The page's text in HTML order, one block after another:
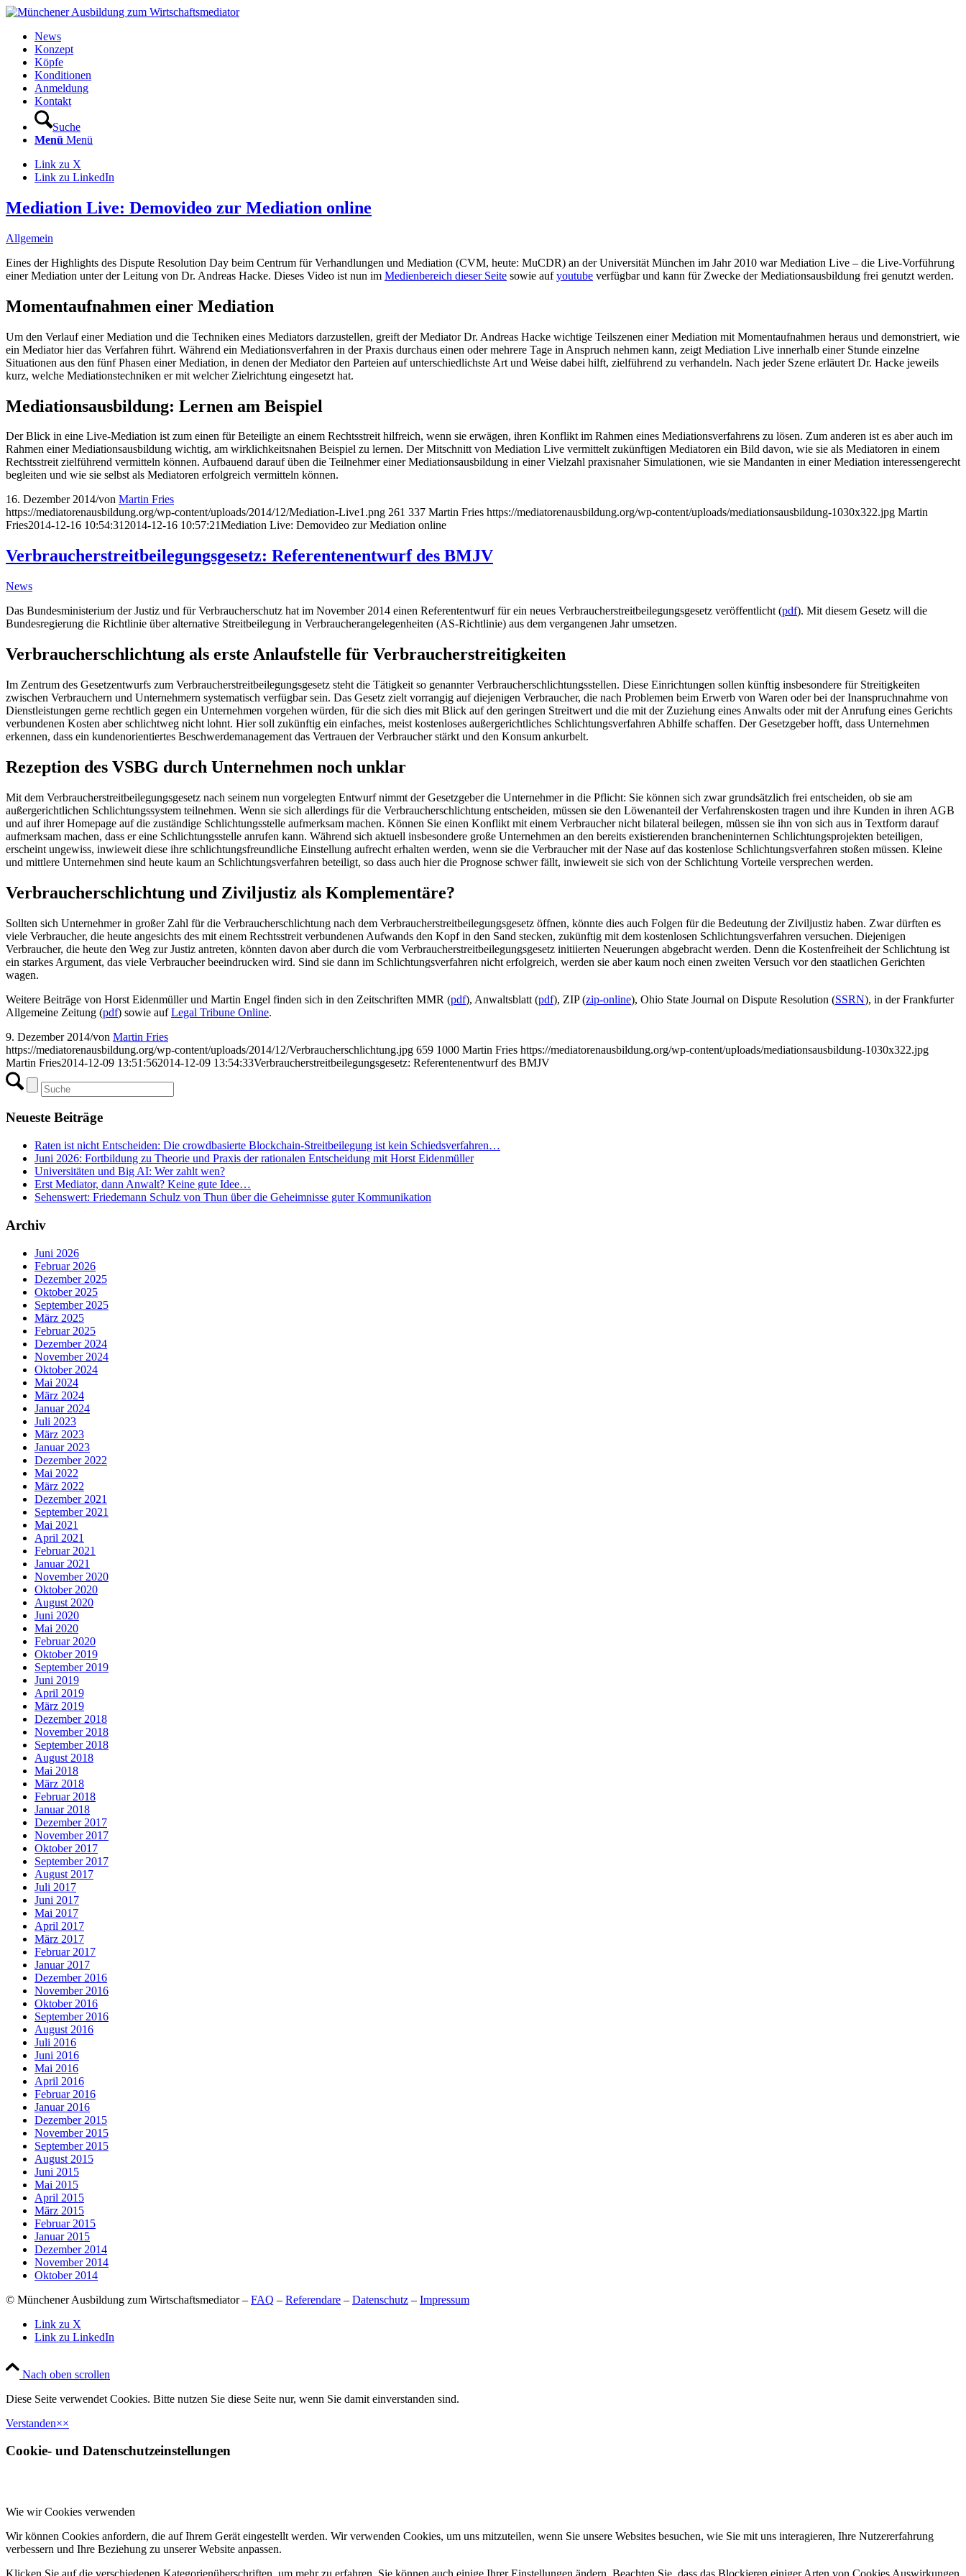
News
Konzept
Köpfe
Konditionen
Anmeldung
Kontakt
Suche
Menü Menü
Link zu X
Link zu LinkedIn
Mediation Live: Demovideo zur Mediation online
Allgemein
Eines der Highlights des Dispute Resolution Day beim Centrum für Verhandlungen und Mediation (CVM, heute: MuCDR) an der Universität München im Jahr 2010 war Mediation Live – die Live-Vorführung
einer Mediation unter der Leitung von Dr. Andreas Hacke. Dieses Video ist nun im Medienbereich dieser Seite sowie aufyoutube verfügbar und kann für Zwecke der Mediationsausbildung frei genutzt werden.
Momentaufnahmen einer Mediation
Um den Verlauf einer Mediation und die Techniken eines Mediators darzustellen, greift der Mediator Dr. Andreas Hacke wichtige Teilszenen einer Mediation mit Momentaufnahmen heraus und demonstriert, wie
ein Mediator hier das Verfahren führt. Während ein Mediationsverfahren in der Praxis durchaus einen oder mehrere Tage in Anspruch nehmen kann, zeigt Mediation Live innerhalb einer Stunde einzelne
Situationen aus den fünf Phasen einer Mediation, in denen der Mediator den Parteien auf unterschiedlichste Art und Weise dabei hilft, zielführend zu verhandeln. Nach jeder Szene erläutert Dr. Hacke jeweils
kurz, welche Mediationstechniken er mit welcher Zielrichtung eingesetzt hat.
Mediationsausbildung: Lernen am Beispiel
Der Blick in eine Live-Mediation ist zum einen für Beteiligte an einem Rechtsstreit hilfreich, wenn sie erwägen, ihren Konflikt im Rahmen eines Mediationsverfahrens zu lösen. Zum anderen ist es aber auch im
Rahmen einer Mediationsausbildung wichtig, am wirklichkeitsnahen Beispiel zu lernen. Der Mitschnitt von Mediation Live vermittelt zukünftigen Mediatoren ein Bild davon, wie sie als Mediatoren in einem
Rechtsstreit zielführend vermitteln können. Aufbauend darauf üben die Teilnehmer einer Mediationsausbildung in einer Vielzahl praxisnaher Simulationen, wie sie Mandanten in einer Mediation interessengerecht
begleiten und wie sie selbst als Mediatoren erfolgreich vermitteln können.
16. Dezember 2014/von Martin Fries
https://mediatorenausbildung.org/wp-content/uploads/2014/12/Mediation-Live1.png 261 337 Martin Fries https://mediatorenausbildung.org/wp-content/uploads/mediationsausbildung-1030x322.jpg Martin
Fries2014-12-16 10:54:312014-12-16 10:57:21Mediation Live: Demovideo zur Mediation online
Verbraucherstreitbeilegungsgesetz: Referentenentwurf des BMJV
News
Das Bundesministerium der Justiz und für Verbraucherschutz hat im November 2014 einen Referententwurf für ein neues Verbraucherstreitbeilegungsgesetz veröffentlicht (pdf). Mit diesem Gesetz will die
Bundesregierung die Richtlinie über alternative Streitbeilegung in Verbraucherangelegenheiten (AS-Richtlinie) aus dem vergangenen Jahr umsetzen.
Verbraucherschlichtung als erste Anlaufstelle für Verbraucherstreitigkeiten
Im Zentrum des Gesetzentwurfs zum Verbraucherstreitbeilegungsgesetz steht die Tätigkeit so genannter Verbraucherschlichtungsstellen. Diese Einrichtungen sollen künftig insbesondere für Streitigkeiten
zwischen Verbrauchern und Unternehmern systematisch verfügbar sein. Das Gesetz zielt vorrangig auf diejenigen Verbraucher, die nach Problemen beim Erwerb von Waren oder bei der Inanspruchnahme von
Dienstleistungen gerne rechtlich gegen ein Unternehmen vorgehen würden, für die sich dies mit Blick auf den geringen Streitwert und die mit der Zuziehung eines Anwalts oder mit der Anrufung eines Gerichts
verbundenen Kosten aber schlichtweg nicht lohnt. Hier soll zukünftig ein einfaches, meist kostenloses außergerichtliches Schlichtungsverfahren Abhilfe schaffen. Der Gesetzgeber hofft, dass Unternehmen
erkennen, dass ein kundenorientiertes Beschwerdemanagement das Vertrauen der Verbraucher stärkt und den Konsum ankurbelt.
Rezeption des VSBG durch Unternehmen noch unklar
Mit dem Verbraucherstreitbeilegungsgesetz nach seinem nun vorgelegten Entwurf nimmt der Gesetzgeber die Unternehmer in die Pflicht: Sie können sich zwar grundsätzlich frei entscheiden, ob sie am
außergerichtlichen Schlichtungssystem teilnehmen. Wenn sie sich allerdings für die Verbraucherschlichtung entscheiden, müssen sie den Löwenanteil der Verfahrenskosten tragen und ihre Kunden in ihren AGB
und auf ihrer Homepage auf die zuständige Schlichtungsstelle aufmerksam machen. Können Sie einen Konflikt mit einem Verbraucher nicht bilateral beilegen, müssen sie ihn von sich aus in Textform darauf
aufmerksam machen, dass er eine Schlichtungsstelle anrufen kann. Während sich aktuell insbesondere große Unternehmen an den bereits existierenden brancheninternen Schlichtungsprojekten beteiligen,
erscheint ungewiss, inwieweit diese ihre schlichtungsfreundliche Einstellung aufrecht erhalten werden, wenn sie die Verbraucher mit der Nase auf das kostenlose Schlichtungsverfahren stoßen müssen. Kleine
und mittlere Unternehmen sind heute kaum an Schlichtungsverfahren beteiligt, so dass auch hier die Prognose schwer fällt, inwieweit sie sich von der Schlichtung Vorteile versprechen werden.
Verbraucherschlichtung und Ziviljustiz als Komplementäre?
Sollten sich Unternehmer in großer Zahl für die Verbraucherschlichtung nach dem Verbraucherstreitbeilegungsgesetz öffnen, könnte dies auch Folgen für die Bedeutung der Ziviljustiz haben. Zwar dürften es
viele Verbraucher, die heute angesichts des mit einem Rechtsstreit verbundenen Aufwands den Kopf in den Sand stecken, zukünftig mit dem kostenlosen Schlichtungsverfahren versuchen. Diejenigen
Verbraucher, die heute den Weg zur Justiz antreten, könnten davon aber durch die vom Verbraucherstreitbeilegungsgesetz initiierten Neuerungen abgebracht werden. Denn die Kostenfreiheit der Schlichtung ist
ein starkes Argument, das viele Verbraucher beeindrucken wird. Sind sie dann im Schlichtungsverfahren nicht erfolgreich, werden sie aber kaum noch einen zweiten Versuch vor den staatlichen Gerichten
wagen.
Weitere Beiträge von Horst Eidenmüller und Martin Engel finden sich in den Zeitschriften MMR (pdf), Anwaltsblatt (pdf), ZIP (zip-online), Ohio State Journal on Dispute Resolution (SSRN), in der Frankfurter
Allgemeine Zeitung (pdf) sowie aufLegal Tribune Online.
9. Dezember 2014/von Martin Fries
https://mediatorenausbildung.org/wp-content/uploads/2014/12/Verbraucherschlichtung.jpg 659 1000 Martin Fries https://mediatorenausbildung.org/wp-content/uploads/mediationsausbildung-1030x322.jpg
Martin Fries2014-12-09 13:51:562014-12-09 13:54:33Verbraucherstreitbeilegungsgesetz: Referentenentwurf des BMJV
Neueste Beiträge
Raten ist nicht Entscheiden: Die crowdbasierte Blockchain-Streitbeilegung ist kein Schiedsverfahren…
Juni 2026: Fortbildung zu Theorie und Praxis der rationalen Entscheidung mit Horst Eidenmüller
Universitäten und Big AI: Wer zahlt wen?
Erst Mediator, dann Anwalt? Keine gute Idee…
Sehenswert: Friedemann Schulz von Thun über die Geheimnisse guter Kommunikation
Archiv
Juni 2026
Februar 2026
Dezember 2025
Oktober 2025
September 2025
März 2025
Februar 2025
Dezember 2024
November 2024
Oktober 2024
Mai 2024
März 2024
Januar 2024
Juli 2023
März 2023
Januar 2023
Dezember 2022
Mai 2022
März 2022
Dezember 2021
September 2021
Mai 2021
April 2021
Februar 2021
Januar 2021
November 2020
Oktober 2020
August 2020
Juni 2020
Mai 2020
Februar 2020
Oktober 2019
September 2019
Juni 2019
April 2019
März 2019
Dezember 2018
November 2018
September 2018
August 2018
Mai 2018
März 2018
Februar 2018
Januar 2018
Dezember 2017
November 2017
Oktober 2017
September 2017
August 2017
Juli 2017
Juni 2017
Mai 2017
April 2017
März 2017
Februar 2017
Januar 2017
Dezember 2016
November 2016
Oktober 2016
September 2016
August 2016
Juli 2016
Juni 2016
Mai 2016
April 2016
Februar 2016
Januar 2016
Dezember 2015
November 2015
September 2015
August 2015
Juni 2015
Mai 2015
April 2015
März 2015
Februar 2015
Januar 2015
Dezember 2014
November 2014
Oktober 2014
© Münchener Ausbildung zum Wirtschaftsmediator – FAQ – Referendare – Datenschutz – Impressum
Link zu X
Link zu LinkedIn
Nach oben scrollen
Diese Seite verwendet Cookies. Bitte nutzen Sie diese Seite nur, wenn Sie damit einverstanden sind.
Verstanden××
Cookie- und Datenschutzeinstellungen
Wie wir Cookies verwenden
Wir können Cookies anfordern, die auf Ihrem Gerät eingestellt werden. Wir verwenden Cookies, um uns mitzuteilen, wenn Sie unsere Websites besuchen, wie Sie mit uns interagieren, Ihre Nutzererfahrung
verbessern und Ihre Beziehung zu unserer Website anpassen.
Klicken Sie auf die verschiedenen Kategorienüberschriften, um mehr zu erfahren. Sie können auch einige Ihrer Einstellungen ändern. Beachten Sie, dass das Blockieren einiger Arten von Cookies Auswirkungen